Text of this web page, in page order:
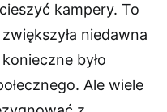
kampery. To
niedawna
było
Ale wiele